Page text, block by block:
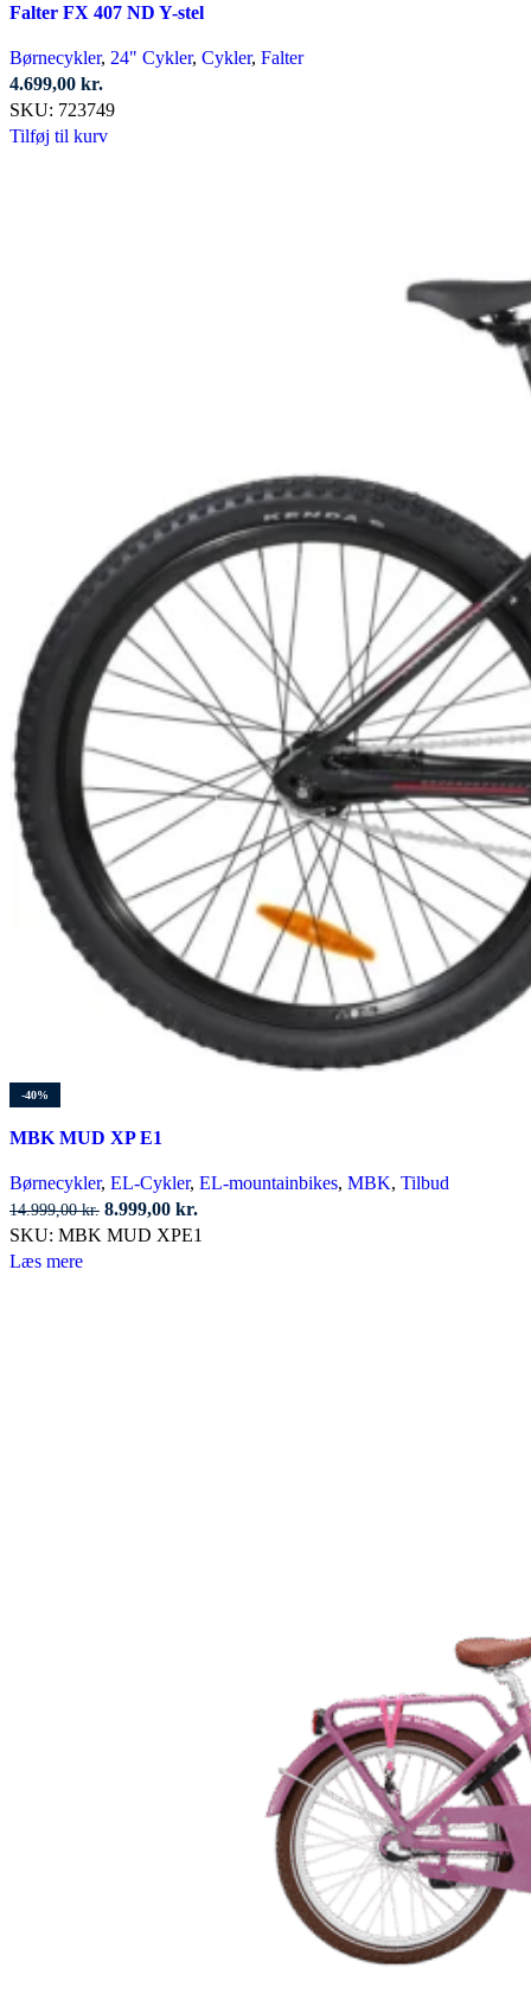
Falter FX 407 ND Y-stel
Børnecykler, 24" Cykler, Cykler, Falter
4.699,00 kr.
SKU: 723749
Tilføj til kurv
-40%
MBK MUD XP E1
Børnecykler, EL-Cykler, EL-mountainbikes, MBK, Tilbud
14.999,00kr. Den
oprindelige
8.999,00 kr.
aktuelle
SKU: MBK MUD XPE1
Læs mere